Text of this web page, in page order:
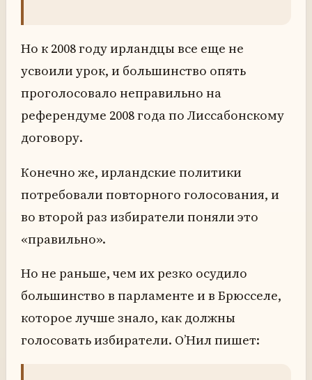
Но к 2008 году ирландцы все еще не
усвоили урок, и большинство опять
проголосовало неправильно на
референдуме 2008 года по Лиссабонскому
договору.
Конечно же, ирландские политики
потребовали повторного голосования, и
во второй раз избиратели поняли это
«правильно».
Но не раньше, чем их резко осудило
большинство в парламенте и в Брюсселе,
которое лучше знало, как должны
голосовать избиратели. О’Нил пишет: